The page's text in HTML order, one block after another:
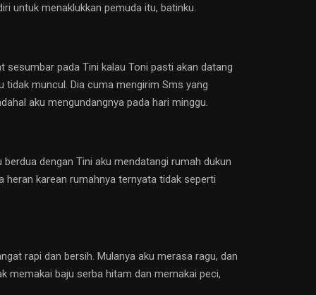
untuk menaklukkan pemuda itu, batinku.
sesumbar pada Tini kalau Toni pasti akan datang
tidak muncul. Dia cuma mengirim Sms yang
aku mengundangnya pada hari minggu.
dengan Tini aku mendatangi rumah dukun
heran karean rumahnya ternyata tidak seperti
rapi dan bersih. Mulanya aku merasa ragu, dan
memakai baju serba hitam dan memakai peci,